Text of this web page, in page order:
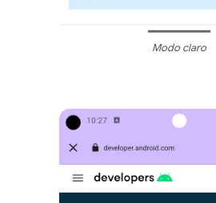
Modo claro